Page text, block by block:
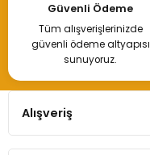
Güvenli Ödeme
Tüm alışverişlerinizde
güvenli ödeme altyapısı
sunuyoruz.
Alışveriş